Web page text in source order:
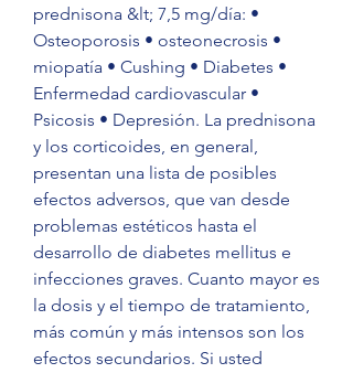
prednisona &lt; 7,5 mg/día: •
Osteoporosis • osteonecrosis •
miopatía • Cushing • Diabetes •
Enfermedad cardiovascular •
Psicosis • Depresión. La prednisona
y los corticoides, en general,
presentan una lista de posibles
efectos adversos, que van desde
problemas estéticos hasta el
desarrollo de diabetes mellitus e
infecciones graves. Cuanto mayor es
la dosis y el tiempo de tratamiento,
más común y más intensos son los
efectos secundarios. Si usted